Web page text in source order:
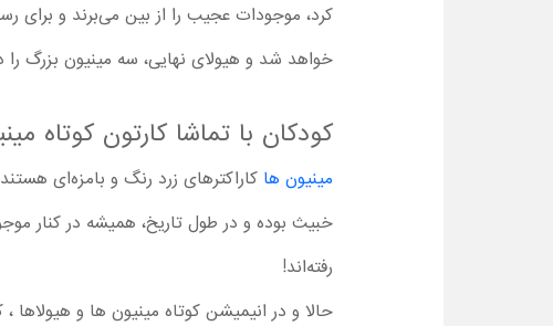
کرد، موجودات عجیب را از بین می‌برند و
خواهد شد و هیولای نهایی، سه مینیون بزرگ
کودکان با تماشا کارتون کوتاه
مینیون‌ ها کاراکترهای زرد رنگ و بامزه‌ای
خبیث بوده و در طول تاریخ، همیشه در کنار
رفته‌اند!
حالا و در انیمیشن کوتاه مینیون ها و هیولاها